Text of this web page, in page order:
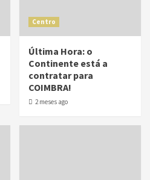
Centro
Última Hora: o
Continente está a
contratar para
COIMBRA!
2 meses ago